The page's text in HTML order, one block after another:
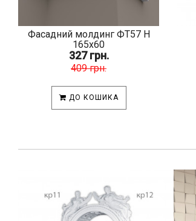
Фасадний молдинг ФТ57 Н
165х60
327 грн.
409 грн.
ДО КОШИКА